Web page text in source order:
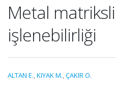
Metal
işlenebilirliği
ALTAN E.,KIYAK M.,ÇAKIR O.